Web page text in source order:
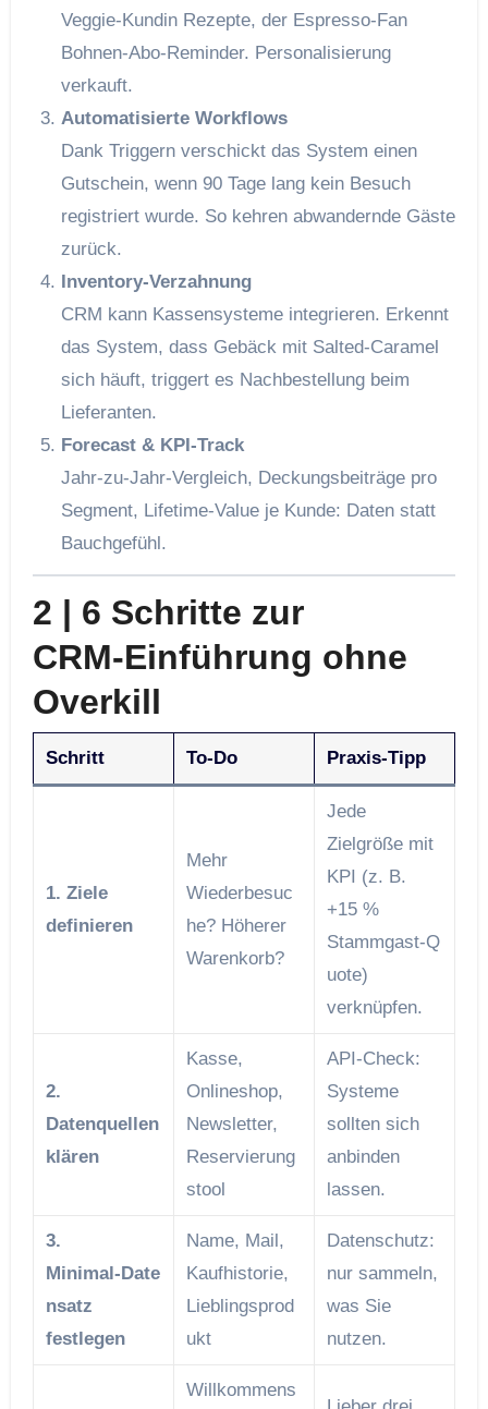
Veggie‑Kundin Rezepte, der Espresso‑Fan
Bohnen‑Abo‑Reminder. Personalisierung
verkauft.
Automatisierte Workflows
Dank Triggern verschickt das System einen
Gutschein, wenn 90 Tage lang kein Besuch
registriert wurde. So kehren abwandernde Gäste
zurück.
Inventory‑Verzahnung
CRM kann Kassensysteme integrieren. Erkennt
das System, dass Gebäck mit Salted‑Caramel
sich häuft, triggert es Nachbestellung beim
Lieferanten.
Forecast & KPI‑Track
Jahr‑zu‑Jahr‑Vergleich, Deckungsbeiträge pro
Segment, Lifetime‑Value je Kunde: Daten statt
Bauchgefühl.
2 | 6 Schritte zur
CRM‑Einführung ohne
Overkill
Schritt To‑Do Praxis‑Tipp
1. Ziele
definieren
Mehr
Wiederbesuc
he? Höherer
Warenkorb?
Jede
Zielgröße mit
KPI (z. B.
+15 %
Stammgast‑Q
uote)
verknüpfen.
2.
Datenquellen
klären
Kasse,
Onlineshop,
Newsletter,
Reservierung
s­tool
API‑Check:
Systeme
sollten sich
anbinden
lassen.
3.
Minimal‑Date
nsatz
festlegen
Name, Mail,
Kaufhistorie,
Lieblingsprod
ukt
Datenschutz:
nur sammeln,
was Sie
nutzen.
Willkommens